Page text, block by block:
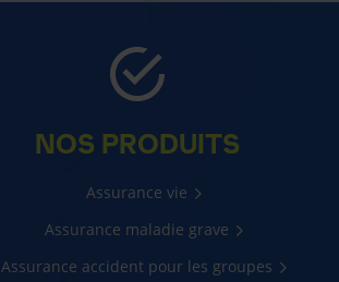
NOS PRODUITS
Assurance vie
Assurance maladie grave
Assurance accident pour les groupes